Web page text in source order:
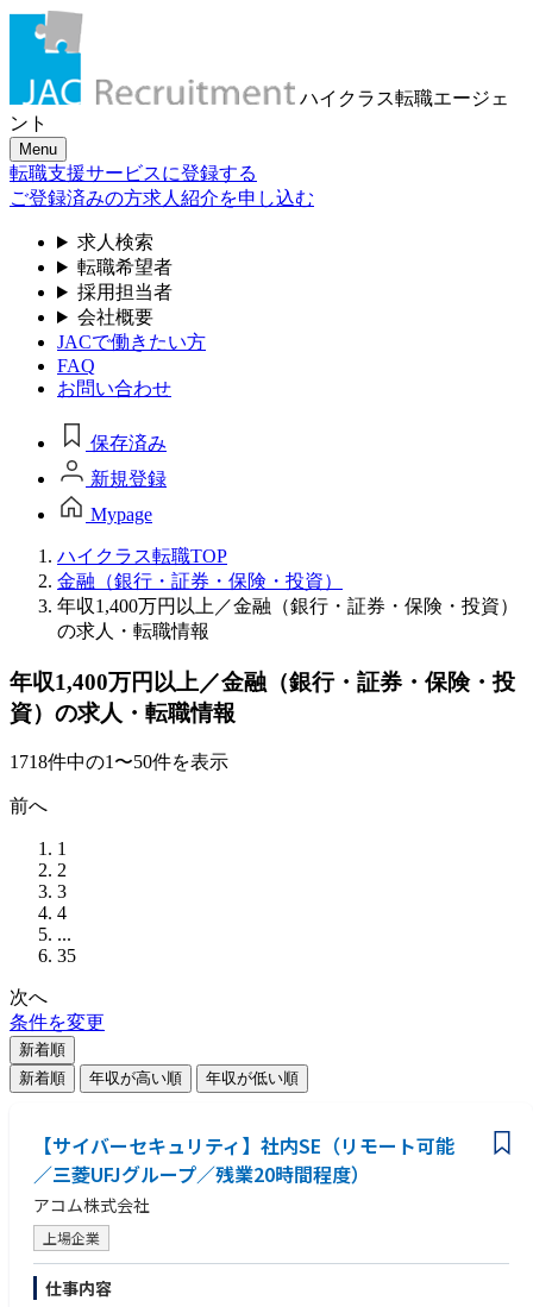
ハイクラス転職エージェ
ント
Menu
転職支援サービスに登録する
ご登録済みの方求人紹介を申し込む
求人検索
転職希望者
採用担当者
会社概要
JACで働きたい方
FAQ
お問い合わせ
保存済み
新規登録
Mypage
ハイクラス転職TOP
金融（銀行・証券・保険・投資）
年収1,400万円以上／金融（銀行・証券・保険・投資）
の求人・転職情報
年収1,400万円以上／金融（銀行・証券・保険・投
資）の求人・転職情報
1718件中の1〜50件を表示
前へ
1
2
3
4
...
35
次へ
条件を変更
新着順
新着順
年収が高い順 年収が低い順
【サイバーセキュリティ】社内SE（リモート可能
／三菱UFJグループ／残業20時間程度）
アコム株式会社
上場企業
仕事内容